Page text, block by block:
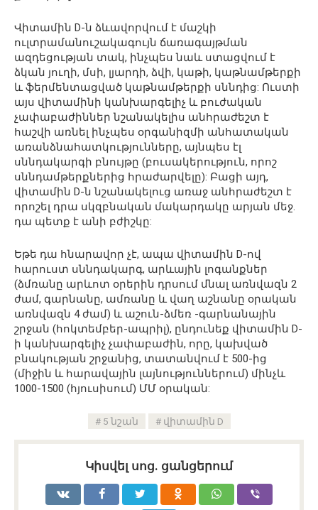
Վիտամին D-ն ձևավորվում է մաշկի
ուլտրամանուշակագույն ճառագայթման
ազդեցության տակ, ինչպես նաև ստացվում է
ձկան յուղի, մսի, լյարդի, ձվի, կաթի, կաթնամթերքի
և ֆերմենտացված կաթնամթերքի սննդից: Ուստի
այս վիտամինի կանխարգելիչ և բուժական
չափաբաժիններ նշանակելիս անհրաժեշտ է
հաշվի առնել ինչպես օրգանիզմի անհատական ​​
առանձնահատկությունները, այնպես էլ
սննդակարգի բնույթը (բուսակերություն, որոշ
սննդամթերքներից հրաժարվելը): Բացի այդ,
վիտամին D-ն նշանակելուց առաջ անհրաժեշտ է
որոշել դրա սկզբնական մակարդակը արյան մեջ.
դա պետք է անի բժիշկը:
Եթե ​​դա հնարավոր չէ, ապա վիտամին D-ով
հարուստ սննդակարգ, արևային լոգանքներ
(ձմռանը արևոտ օրերին դրսում մնալ առնվազն 2
ժամ, գարնանը, ամռանը և վաղ աշնանը օրական
առնվազն 4 ժամ) և աշուն-ձմեռ -գարնանային
շրջան (հոկտեմբեր-ապրիլ), ընդունեք վիտամին D-
ի կանխարգելիչ չափաբաժին, որը, կախված
բնակության շրջանից, տատանվում է 500-ից
(միջին և հարավային լայնություններում) մինչև
1000-1500 (հյուսիսում) ՄՄ օրական:
5 նշան վիտամին D
Կիսվել սոց․ ցանցերում